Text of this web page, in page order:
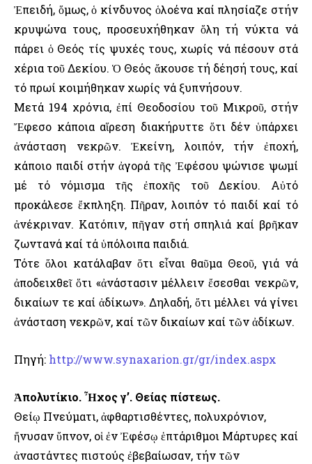
Ἐπειδή, ὅμως, ὁ κίνδυνος ὁλοένα καί πλησίαζε στήν
κρυψώνα τους, προσευχήθηκαν ὅλη τή νύκτα νά
πάρει ὁ Θεός τίς ψυχές τους, χωρίς νά πέσουν στά
χέρια τοῦ Δεκίου. Ὁ Θεός ἄκουσε τή δέησή τους, καί
τό πρωί κοιμήθηκαν χωρίς νά ξυπνήσουν.
Μετά 194 χρόνια, ἐπί Θεοδοσίου τοῦ Μικροῦ, στήν
Ἔφεσο κάποια αἵρεση διακήρυττε ὅτι δέν ὑπάρχει
ἀνάσταση νεκρῶν. Ἐκείνη, λοιπόν, τήν ἐποχή,
κάποιο παιδί στήν ἀγορά τῆς Ἐφέσου ψώνισε ψωμί
μέ τό νόμισμα τῆς ἐποχῆς τοῦ Δεκίου. Αὐτό
προκάλεσε ἔκπληξη. Πῆραν, λοιπόν τό παιδί καί τό
ἀνέκριναν. Κατόπιν, πῆγαν στή σπηλιά καί βρῆκαν
ζωντανά καί τά ὑπόλοιπα παιδιά.
Τότε ὅλοι κατάλαβαν ὅτι εἶναι θαῦμα Θεοῦ, γιά νά
ἀποδειχθεῖ ὅτι «ἀνάστασιν μέλλειν ἔσεσθαι νεκρῶν,
δικαίων τε καί ἀδίκων». Δηλαδή, ὅτι μέλλει νά γίνει
ἀνάσταση νεκρῶν, καί τῶν δικαίων καί τῶν ἀδίκων.
Πηγή: http://www.synaxarion.gr/gr/index.aspx
Ἀπολυτίκιο. Ἦχος γ’. Θείας πίστεως.
Θείῳ Πνεύματι, ἀφθαρτισθέντες, πολυχρόνιον,
ἤνυσαν ὕπνον, οἱ ἐν Ἐφέσῳ ἑπτάριθμοι Μάρτυρες καί
ἀναστάντες πιστούς ἐβεβαίωσαν, τήν τῶν